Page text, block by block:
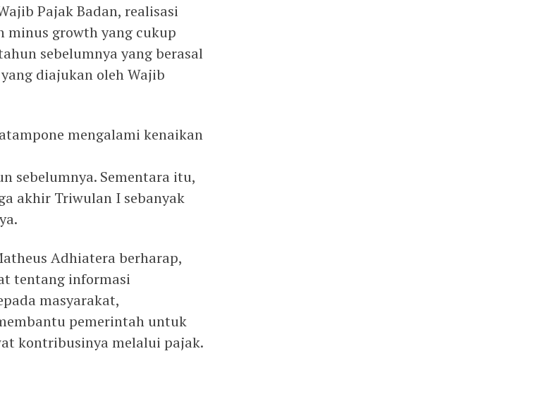
Pajak Badan, realisasi
minus growth yang cukup
sebelumnya yang berasal
diajukan oleh Wajib
mengalami kenaikan
sebelumnya. Sementara itu,
akhir Triwulan I sebanyak
Adhiatera berharap,
tentang informasi
masyarakat,
pemerintah untuk
kontribusinya melalui pajak.